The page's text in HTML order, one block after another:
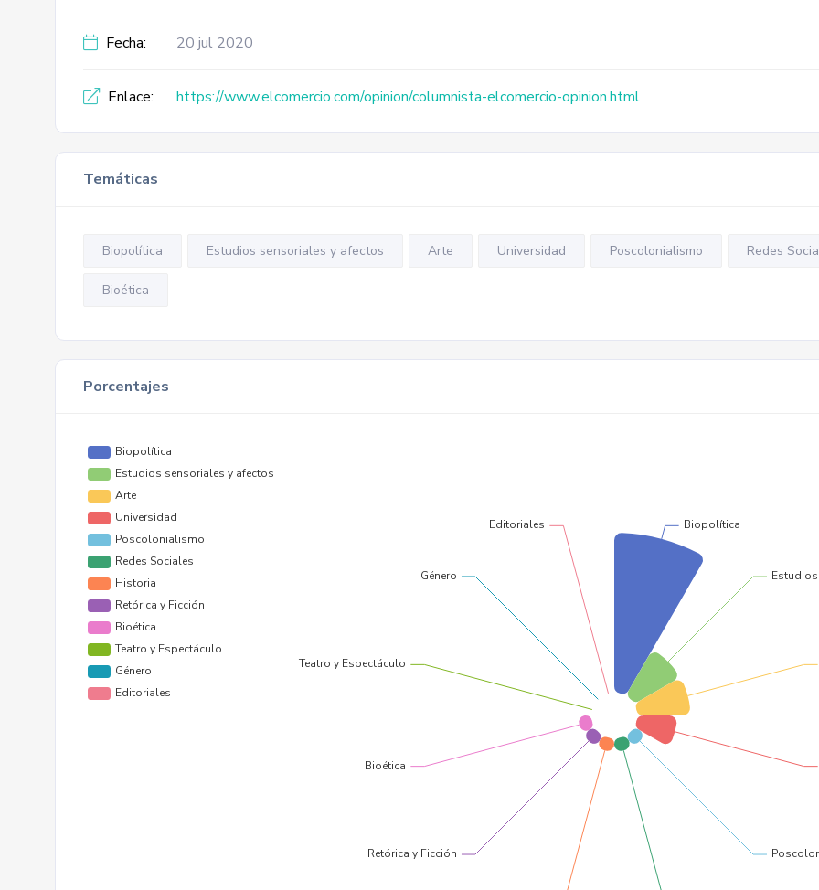
Fecha: 20 jul 2020
Enlace: https://www.elcomercio.com/opinion/columnista-elcomercio-opinion.html
Temáticas
Biopolítica Estudios sensoriales y afectos Arte Universidad Poscolonialismo Redes
Bioética
Porcentajes